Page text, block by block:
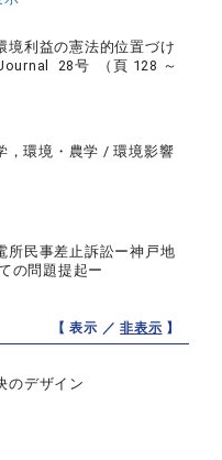
境利益の憲法的位置づけ
28号 （頁 128 ～
，環境・農学 / 環境影響
所民事差止訴訟ー神戸地
の問題提起ー
【 表示 ／非表示 】
のデザイン